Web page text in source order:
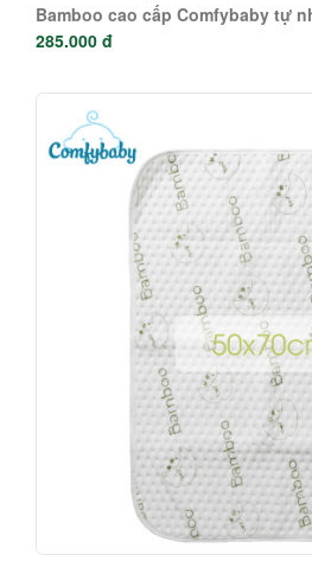
Bamboo cao cấp Comfybaby tự
thoáng khí CF1120-PAD1-L
285.000 đ